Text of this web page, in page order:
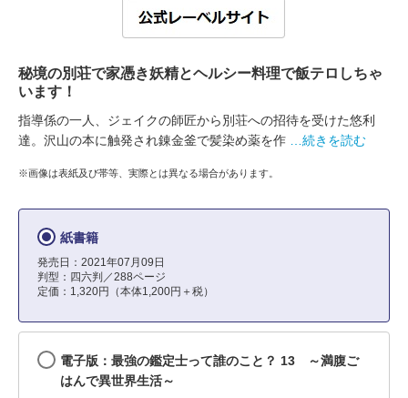
秘境の別荘で家憑き妖精とヘルシー料理で飯テロしちゃ
います！
指導係の一人、ジェイクの師匠から別荘への招待を受けた悠利
達。沢山の本に触発され錬金釜で髪染め薬を作
…続きを読む
※画像は表紙及び帯等、実際とは異なる場合があります。
紙書籍
発売日：2021年07月09日
判型：四六判／288ページ
定価：1,320円（本体1,200円＋税）
電子版：最強の鑑定士って誰のこと？ 13 ～満腹ご
はんで異世界生活～